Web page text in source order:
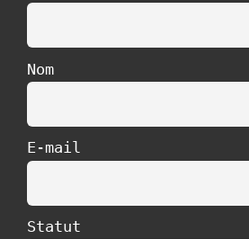
Nom
E-mail
Statut